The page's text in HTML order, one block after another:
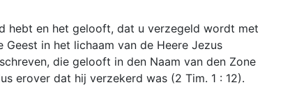
hebt en het gelooft, dat u verzegeld wordt met
in het lichaam van de Heere Jezus
die gelooft in den Naam van den Zone
erover dat hij verzekerd was (2 Tim. 1 : 12).